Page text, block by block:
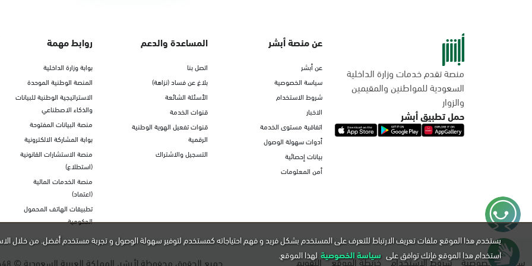
منصة تقدم خدمات وزارة الداخلية
السعودية للمواطنين والمقيمين
والزوار
حمل تطبيق أبشر
عن منصة أبشر
عن أبشر
سياسة الخصوصية
شروط الاستخدام
الاخبار
اتفاقية مستوى الخدمة
أدوات سهولة الوصول
بيانات إحصائية
أمن المعلومات
المساعدة والدعم
اتصل بنا
بلاغ عن فساد (نزاهة)
الأسئلة الشائعة
قنوات الخدمة
قنوات تفعيل الهوية الوطنية
الرقمية
التسجيل والاشتراك
روابط مهمة
بوابة وزارة الداخلية
المنصة الوطنية الموحدة
الاستراتيجية الوطنية للبيانات
والذكاء الاصطناعي
منصة البيانات المفتوحة
بوابة المشاركة الالكترونية
منصة الاستشارات القانونية
(استطلاع)
منصة الخدمات المالية
(اعتماد)
تطبيقات الهاتف المحمول
الحكومية
سياسة الخصوصية شروط الاستخدام خريطة الموقع التقويم جميع الحقوق محفوظة لأبشر، المملكة العربية السعودية ©
يستخدم هذا الموقع ملفات تعريف الارتباط للتعرف على المستخدم بشكل فريد و فهم احتياجاته كمستخدم لتوفير سهولة الوصول و تجربة مستخدم أفضل. من خلال
استخدام هذا الموقع فإنك توافق على سياسة الخصوصية لهذا الموقع.